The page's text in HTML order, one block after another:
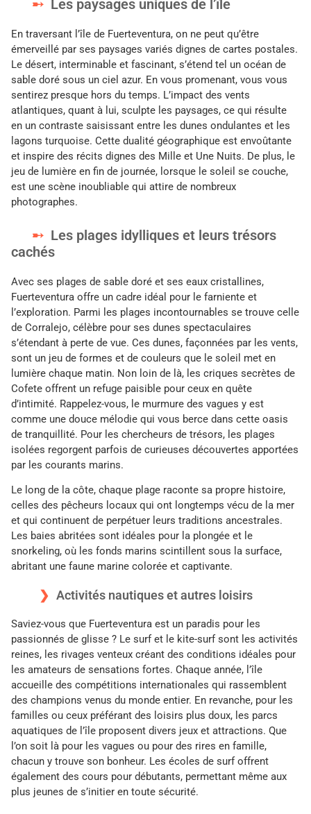
Les paysages uniques de l’île
En traversant l’île de Fuerteventura, on ne peut qu’être
émerveillé par ses paysages variés dignes de cartes postales.
Le désert, interminable et fascinant, s’étend tel un océan de
sable doré sous un ciel azur. En vous promenant, vous vous
sentirez presque hors du temps. L’impact des vents
atlantiques, quant à lui, sculpte les paysages, ce qui résulte
en un contraste saisissant entre les dunes ondulantes et les
lagons turquoise. Cette dualité géographique est envoûtante
et inspire des récits dignes des Mille et Une Nuits. De plus, le
jeu de lumière en fin de journée, lorsque le soleil se couche,
est une scène inoubliable qui attire de nombreux
photographes.
Les plages idylliques et leurs trésors
cachés
Avec ses plages de sable doré et ses eaux cristallines,
Fuerteventura offre un cadre idéal pour le farniente et
l’exploration. Parmi les plages incontournables se trouve celle
de Corralejo, célèbre pour ses dunes spectaculaires
s’étendant à perte de vue. Ces dunes, façonnées par les vents,
sont un jeu de formes et de couleurs que le soleil met en
lumière chaque matin. Non loin de là, les criques secrètes de
Cofete offrent un refuge paisible pour ceux en quête
d’intimité. Rappelez-vous, le murmure des vagues y est
comme une douce mélodie qui vous berce dans cette oasis
de tranquillité. Pour les chercheurs de trésors, les plages
isolées regorgent parfois de curieuses découvertes apportées
par les courants marins.
Le long de la côte, chaque plage raconte sa propre histoire,
celles des pêcheurs locaux qui ont longtemps vécu de la mer
et qui continuent de perpétuer leurs traditions ancestrales.
Les baies abritées sont idéales pour la plongée et le
snorkeling, où les fonds marins scintillent sous la surface,
abritant une faune marine colorée et captivante.
Activités nautiques et autres loisirs
Saviez-vous que Fuerteventura est un paradis pour les
passionnés de glisse ? Le surf et le kite-surf sont les activités
reines, les rivages venteux créant des conditions idéales pour
les amateurs de sensations fortes. Chaque année, l’île
accueille des compétitions internationales qui rassemblent
des champions venus du monde entier. En revanche, pour les
familles ou ceux préférant des loisirs plus doux, les parcs
aquatiques de l’île proposent divers jeux et attractions. Que
l’on soit là pour les vagues ou pour des rires en famille,
chacun y trouve son bonheur. Les écoles de surf offrent
également des cours pour débutants, permettant même aux
plus jeunes de s’initier en toute sécurité.